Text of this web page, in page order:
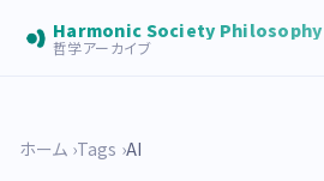
Harmonic Society Philosophy
哲学アーカイブ
ホーム Tags AI